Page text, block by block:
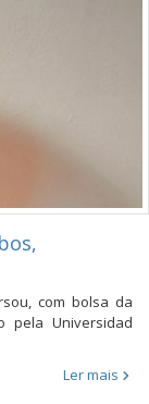
com bolsa da
pela Universidad
Ler mais